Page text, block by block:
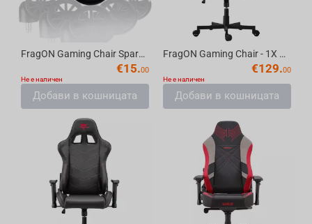
FragON Gaming Chair Spare part 3 - 60mm nylon wheels set(5 pieces)
€15.00
Не е наличен
Добави в кошницата
FragON Gaming Chair - 1X Series, Black/White 2024
€129.00
Не е наличен
Добави в кошницата